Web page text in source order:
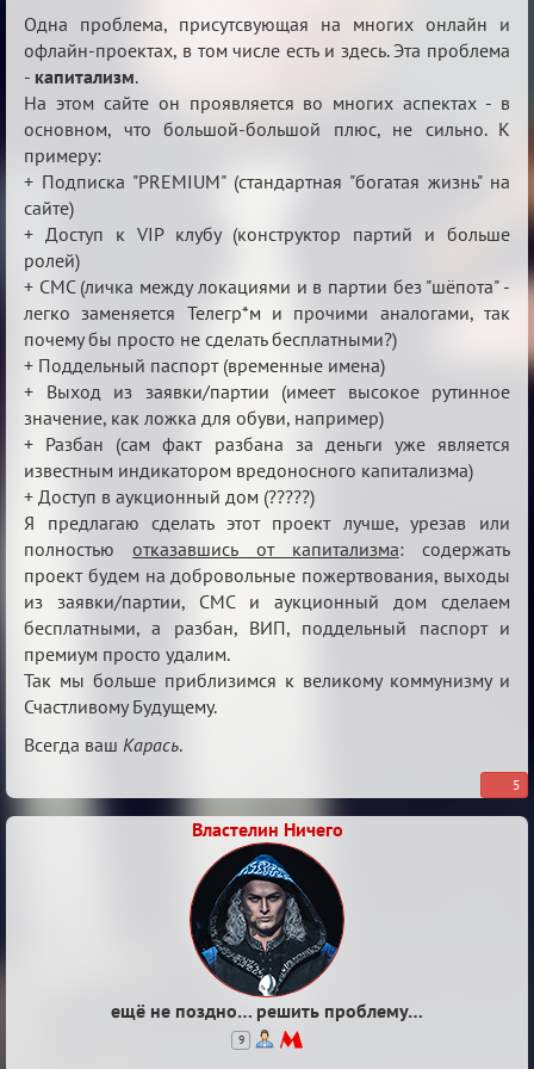
Отмена
Капитализма
Одна проблема, присутсвующая на многих онлайн и
офлайн-проектах, в том числе есть и здесь. Эта проблема
- капитализм.
На этом сайте он проявляется во многих аспектах - в
основном, что большой-большой плюс, не сильно. К
примеру:
+ Подписка "PREMIUM" (стандартная "богатая жизнь" на
сайте)
+ Доступ к VIP клубу (конструктор партий и больше
ролей)
+ СМС (личка между локациями и в партии без "шёпота" -
легко заменяется Телегр*м и прочими аналогами, так
почему бы просто не сделать бесплатными?)
+ Поддельный паспорт (временные имена)
+ Выход из заявки/партии (имеет высокое рутинное
значение, как ложка для обуви, например)
+ Разбан (сам факт разбана за деньги уже является
известным индикатором вредоносного капитализма)
+ Доступ в аукционный дом (?????)
Я предлагаю сделать этот проект лучше, урезав или
полностьюотказавшись от капитализма: содержать
проект будем на добровольные пожертвования, выходы
из заявки/партии, СМС и аукционный дом сделаем
бесплатными, а разбан, ВИП, поддельный паспорт и
премиум просто удалим.
Так мы больше приблизимся к великому коммунизму и
Счастливому Будущему.
Всегда ваш Карась.
5
Властелин Ничего
ещё не поздно… решить проблему…
9